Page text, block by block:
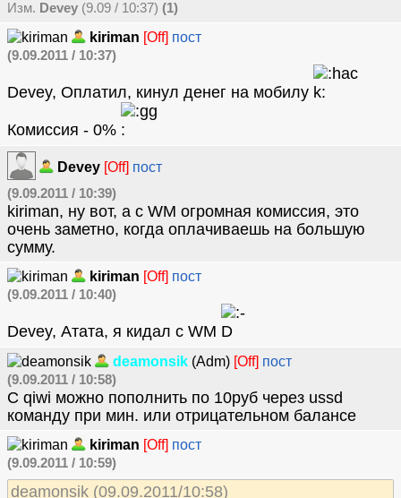
Изм. Devey (9.09 / 10:37) (1)
kiriman [Off] пост
(9.09.2011 / 10:37)
Devey, Оплатил, кинул денег на мобилу
Комиссия - 0%
Devey [Off] пост
(9.09.2011 / 10:39)
kiriman, ну вот, а с WM огромная комиссия, это
очень заметно, когда оплачиваешь на большую
сумму.
kiriman [Off] пост
(9.09.2011 / 10:40)
Devey, Атата, я кидал с WM
deamonsik (Adm) [Off] пост
(9.09.2011 / 10:58)
С qiwi можно пополнить по 10руб через ussd
команду при мин. или отрицательном балансе
kiriman [Off] пост
(9.09.2011 / 10:59)
deamonsik (09.09.2011/10:58)